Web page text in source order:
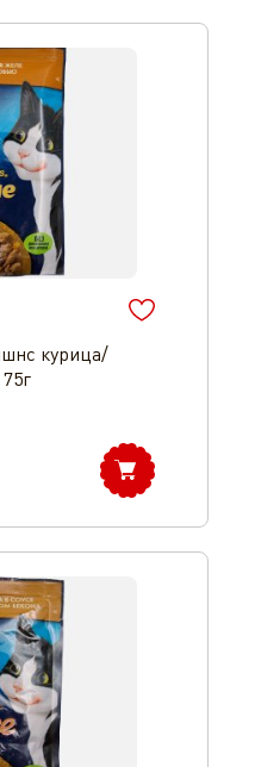
курица/